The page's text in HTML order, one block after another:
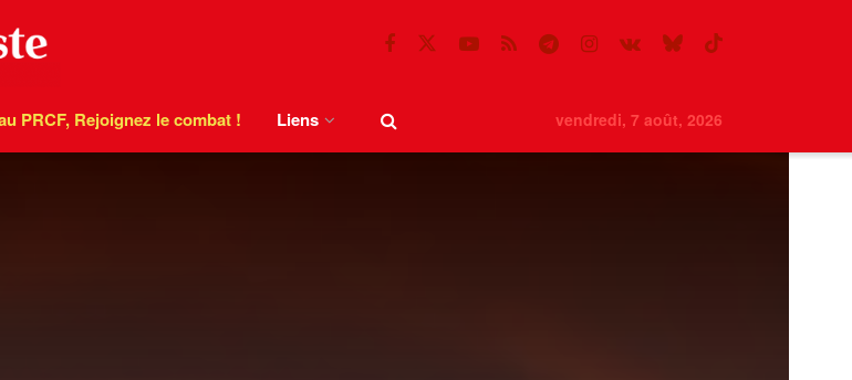
PRCF, Rejoignez le combat ! Liens vendredi, 7 août, 2026